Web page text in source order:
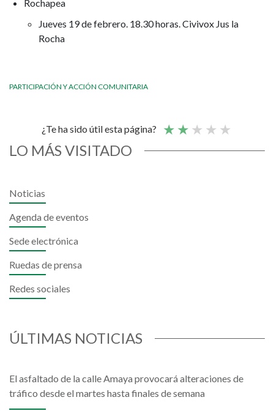
Rochapea
Jueves 19 de febrero. 18.30 horas. Civivox Jus la
Rocha
PARTICIPACIÓN Y ACCIÓN COMUNITARIA
¿Te ha sido útil esta página?
LO MÁS VISITADO
Noticias
Agenda de eventos
Sede electrónica
Ruedas de prensa
Redes sociales
ÚLTIMAS NOTICIAS
El asfaltado de la calle Amaya provocará alteraciones de
tráfico desde el martes hasta finales de semana